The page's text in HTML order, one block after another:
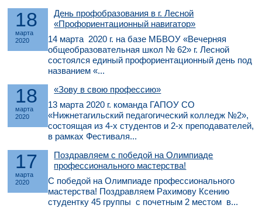
18
марта
2020
День профобразования в г. Лесной
«Профориентационный навигатор»
14 марта 2020 г. на базе МБВОУ «Вечерняя
общеобразовательная школ № 62» г. Лесной
состоялся единый профориентационный день под
названием «...
18
марта
2020
«Зову в свою профессию»
13 марта 2020 г. команда ГАПОУ СО
«Нижнетагильский педагогический колледж №2»,
состоящая из 4-х студентов и 2-х преподавателей,
в рамках Фестиваля...
17
марта
2020
Поздравляем с победой на Олимпиаде
профессионального мастерства!
С победой на Олимпиаде профессионального
мастерства! Поздравляем Рахимову Ксению
студентку 45 группы с почетным 2 местом в...